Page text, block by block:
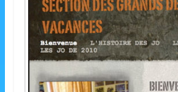
t
i
o